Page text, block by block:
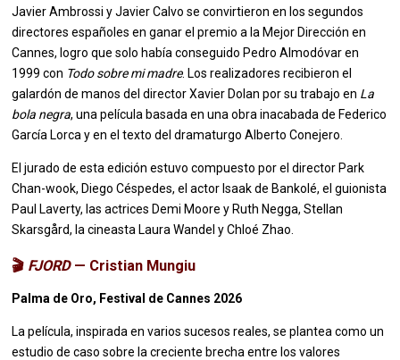
Javier Ambrossi y Javier Calvo se convirtieron en los segundos
directores españoles en ganar el premio a la Mejor Dirección en
Cannes, logro que solo había conseguido Pedro Almodóvar en
1999 con Todo sobre mi madre. Los realizadores recibieron el
galardón de manos del director Xavier Dolan por su trabajo en La
bola negra, una película basada en una obra inacabada de Federico
García Lorca y en el texto del dramaturgo Alberto Conejero.
El jurado de esta edición estuvo compuesto por el director Park
Chan-wook, Diego Céspedes, el actor Isaak de Bankolé, el guionista
Paul Laverty, las actrices Demi Moore y Ruth Negga, Stellan
Skarsgård, la cineasta Laura Wandel y Chloé Zhao.
🎬 FJORD— Cristian Mungiu
Palma de Oro, Festival de Cannes 2026
La película, inspirada en varios sucesos reales, se plantea como un
estudio de caso sobre la creciente brecha entre los valores